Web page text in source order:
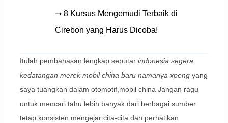
➝ 8 Kursus Mengemudi Terbaik di
Cirebon yang Harus Dicoba!
Itulah pembahasan lengkap seputar indonesia segera
kedatangan merek mobil china baru namanya xpengyang
saya tuangkan dalam otomotif,mobil china Jangan ragu
untuk mencari tahu lebih banyak dari berbagai sumber
tetap konsisten mengejar cita-cita dan perhatikan